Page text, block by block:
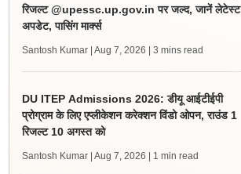
रिजल्ट @upessc.up.gov.in पर जल्द, जानें लेटेस्ट
अपडेट, पासिंग मार्क्स
Santosh Kumar | Aug 7, 2026 | 3 mins read
DU ITEP Admissions 2026: डीयू आईटीईपी
प्रोग्राम के लिए एप्लीकेशन करेक्शन विंडो ओपन, राउंड 1
रिजल्ट 10 अगस्त को
Santosh Kumar | Aug 7, 2026 | 1 min read